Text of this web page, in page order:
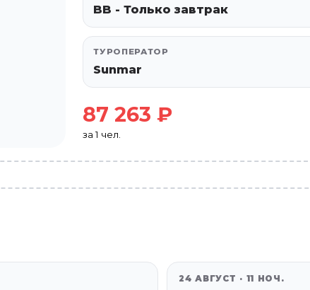
BB - Только завтрак
ТУРОПЕРАТОР
Sunmar
87 263 ₽
за 1 чел.
24 АВГУСТ · 11 НОЧ.